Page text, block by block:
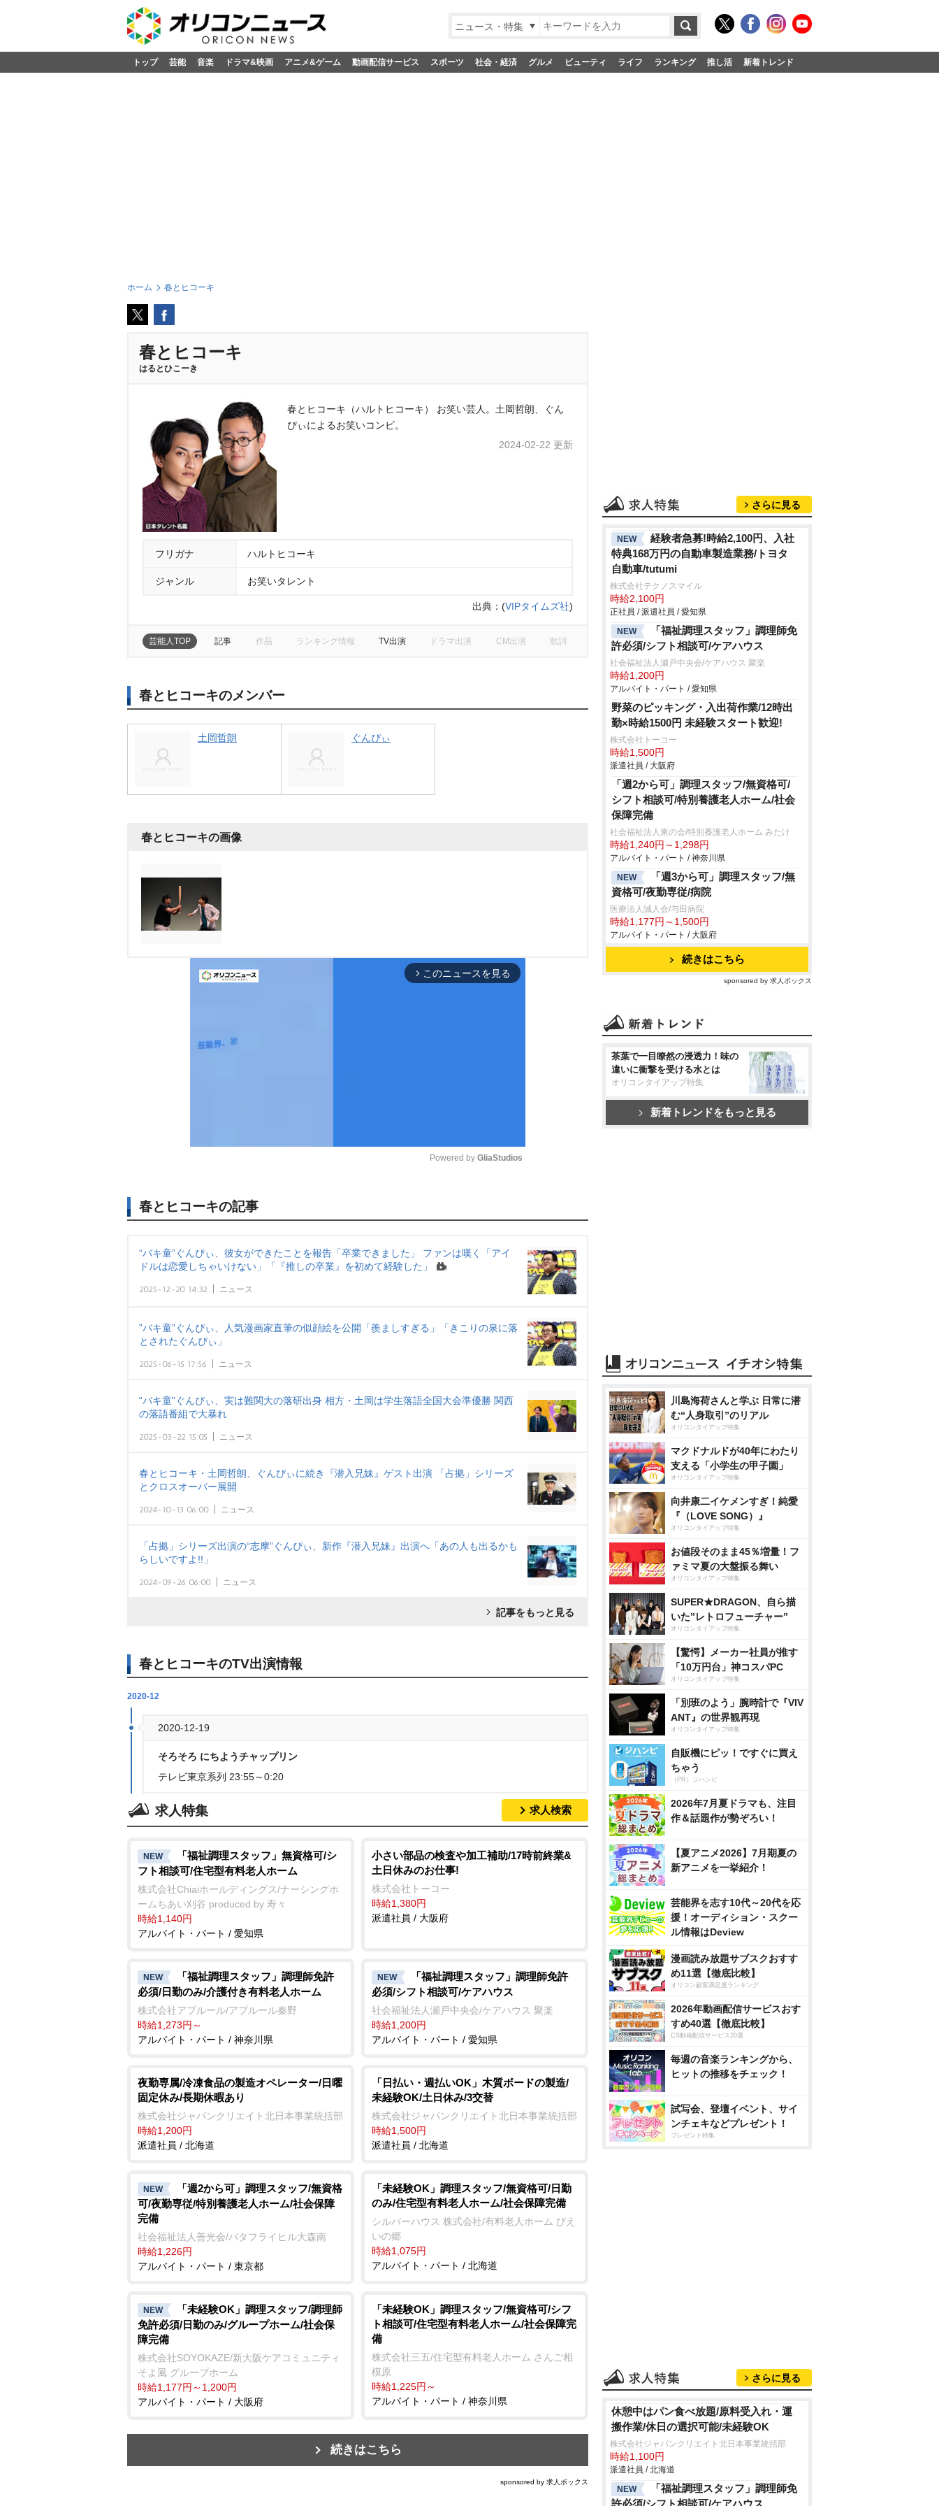
ニュース・特集
トップ 芸能 音楽 ドラマ&映画 アニメ&ゲーム 動画配信サービス スポーツ 社会・経済 グルメ ビューティ ライフ ランキング 推し活 新着トレンド
ホーム 春とヒコーキ
春とヒコーキ
はるとひこーき
春とヒコーキ（ハルトヒコーキ） お笑い芸人。土岡哲朗、ぐん
ぴぃによるお笑いコンビ。
2024-02-22 更新
フリガナ ハルトヒコーキ
ジャンル お笑いタレント
出典： (VIPタイムズ社)
芸能人TOP 記事 作品 ランキング情報 TV出演 ドラマ出演 CM出演 歌詞
春とヒコーキのメンバー
土岡哲朗 ぐんぴぃ
春とヒコーキの画像
arrow_forward_ios このニュースを見る
u
e
Powered by GliaStudios
春とヒコーキの記事
“バキ童”ぐんぴぃ、彼女ができたことを報告「卒業できました」 ファンは嘆く「アイ
ドルは恋愛しちゃいけない」「『推しの卒業』を初めて経験した」
2025-12-20 14:32 ニュース
”バキ童”ぐんぴぃ、人気漫画家直筆の似顔絵を公開「羨ましすぎる」「きこりの泉に落
とされたぐんぴぃ」
2025-06-15 17:56 ニュース
“バキ童”ぐんぴぃ、実は難関大の落研出身 相方・土岡は学生落語全国大会準優勝 関西
の落語番組で大暴れ
2025-03-22 15:05 ニュース
春とヒコーキ・土岡哲朗、ぐんぴぃに続き『潜入兄妹』ゲスト出演 「占拠」シリーズ
とクロスオーバー展開
2024-10-13 06:00 ニュース
「占拠」シリーズ出演の“志摩”ぐんぴぃ、新作『潜入兄妹』出演へ「あの人も出るかも
らしいですよ!!」
2024-09-26 06:00 ニュース
記事をもっと見る
春とヒコーキのTV出演情報
2020-12
2020-12-19
そろそろ にちようチャップリン
テレビ東京系列 23:55～0:20
求人特集 求人検索
NEW
「福祉調理スタッフ」無資格可/シ
フト相談可/住宅型有料老人ホーム
株式会社Chiaiホールディングス/ナーシングホ
ームちあい刈谷 produced by 寿々
時給1,140円
アルバイト・パート / 愛知県
小さい部品の検査や加工補助/17時前終業&
土日休みのお仕事!
株式会社トーコー
時給1,380円
派遣社員 / 大阪府
NEW
「福祉調理スタッフ」調理師免許
必須/日勤のみ/介護付き有料老人ホーム
株式会社アプルール/アプルール秦野
時給1,273円～
アルバイト・パート / 神奈川県
NEW
「福祉調理スタッフ」調理師免許
必須/シフト相談可/ケアハウス
社会福祉法人瀬戸中央会/ケアハウス 聚楽
時給1,200円
アルバイト・パート / 愛知県
夜勤専属/冷凍食品の製造オペレーター/日曜
固定休み/長期休暇あり
株式会社ジャパンクリエイト北日本事業統括部
時給1,200円
派遣社員 / 北海道
「日払い・週払いOK」木質ボードの製造/
未経験OK/土日休み/3交替
株式会社ジャパンクリエイト北日本事業統括部
時給1,500円
派遣社員 / 北海道
NEW
「週2から可」調理スタッフ/無資格
可/夜勤専従/特別養護老人ホーム/社会保障
完備
社会福祉法人善光会/バタフライヒル大森南
時給1,226円
アルバイト・パート / 東京都
「未経験OK」調理スタッフ/無資格可/日勤
のみ/住宅型有料老人ホーム/社会保障完備
シルバーハウス 株式会社/有料老人ホーム びえ
いの郷
時給1,075円
アルバイト・パート / 北海道
NEW
「未経験OK」調理スタッフ/調理師
免許必須/日勤のみ/グループホーム/社会保
障完備
株式会社SOYOKAZE/新大阪ケアコミュニティ
そよ風 グループホーム
時給1,177円～1,200円
アルバイト・パート / 大阪府
「未経験OK」調理スタッフ/無資格可/シフ
ト相談可/住宅型有料老人ホーム/社会保障完
備
株式会社三五/住宅型有料老人ホーム さんご相
模原
時給1,225円～
アルバイト・パート / 神奈川県
続きはこちら
sponsored by 求人ボックス
さらに見る
NEW
経験者急募!時給2,100円、入社
特典168万円の自動車製造業務/トヨタ
自動車/tutumi
株式会社テクノスマイル
時給2,100円
正社員 / 派遣社員 / 愛知県
NEW
「福祉調理スタッフ」調理師免
許必須/シフト相談可/ケアハウス
社会福祉法人瀬戸中央会/ケアハウス 聚楽
時給1,200円
アルバイト・パート / 愛知県
野菜のピッキング・入出荷作業/12時出
勤×時給1500円 未経験スタート歓迎!
株式会社トーコー
時給1,500円
派遣社員 / 大阪府
「週2から可」調理スタッフ/無資格可/
シフト相談可/特別養護老人ホーム/社会
保障完備
社会福祉法人東の会/特別養護老人ホーム みたけ
時給1,240円～1,298円
アルバイト・パート / 神奈川県
NEW
「週3から可」調理スタッフ/無
資格可/夜勤専従/病院
医療法人誠人会/与田病院
時給1,177円～1,500円
アルバイト・パート / 大阪府
続きはこちら
sponsored by 求人ボックス
茶葉で一目瞭然の浸透力！味の
違いに衝撃を受ける水とは
オリコンタイアップ特集
新着トレンドをもっと見る
川島海荷さんと学ぶ 日常に潜
む“人身取引”のリアル
オリコンタイアップ特集
マクドナルドが40年にわたり
支える「小学生の甲子園」
オリコンタイアップ特集
向井康二イケメンすぎ！純愛
『（LOVE SONG）』
オリコンタイアップ特集
お値段そのまま45％増量！フ
ァミマ夏の大盤振る舞い
オリコンタイアップ特集
SUPER★DRAGON、自ら描
いた”レトロフューチャー”
オリコンタイアップ特集
【驚愕】メーカー社員が推す
「10万円台」神コスパPC
オリコンタイアップ特集
「別班のよう」腕時計で『VIV
ANT』の世界観再現
オリコンタイアップ特集
自販機にピッ！ですぐに買え
ちゃう
（PR）ジハンピ
2026年7月夏ドラマも、注目
作＆話題作が勢ぞろい！
【夏アニメ2026】7月期夏の
新アニメを一挙紹介！
芸能界を志す10代～20代を応
援！オーディション・スクー
ル情報はDeview
漫画読み放題サブスクおすす
め11選【徹底比較】
オリコン顧客満足度ランキング
2026年動画配信サービスおす
すめ40選【徹底比較】
CS動画配信サービス20選
毎週の音楽ランキングから、
ヒットの推移をチェック！
試写会、登壇イベント、サイ
ンチェキなどプレゼント！
プレゼント特集
さらに見る
休憩中はパン食べ放題/原料受入れ・運
搬作業/休日の選択可能/未経験OK
株式会社ジャパンクリエイト北日本事業統括部
時給1,100円
派遣社員 / 北海道
NEW
「福祉調理スタッフ」調理師免
許必須/シフト相談可/ケアハウス